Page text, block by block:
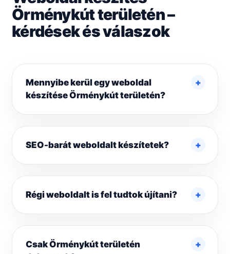
Örménykút területén –
kérdések és válaszok
Mennyibe kerül egy weboldal
készítése Örménykút területén?
SEO-barát weboldalt készítetek?
Régi weboldalt is fel tudtok újítani?
Csak Örménykút területén